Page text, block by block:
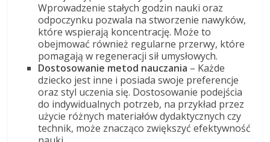
Wprowadzenie stałych godzin nauki oraz
odpoczynku pozwala na stworzenie nawyków,
które wspierają koncentrację. Może to
obejmować również regularne przerwy, które
pomagają w regeneracji sił umysłowych.
Dostosowanie metod nauczania – Każde
dziecko jest inne i posiada swoje preferencje
oraz styl uczenia się. Dostosowanie podejścia
do indywidualnych potrzeb, na przykład przez
użycie różnych materiałów dydaktycznych czy
technik, może znacząco zwiększyć efektywność